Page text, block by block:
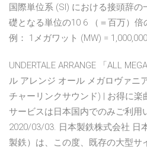
国際単位系 (SI) における接頭辞
礎となる単位の10 6 （＝百万）倍
例： 1メガワット (MW) =
UNDERTALE ARRANGE 「ALL
ル アレンジ オール メガロヴァニ
チャーリンクサウンド) | お得に
サービスは日本国内でのみご利用
2020/03/03. 日本製鉄株式会社 日
製鉄）は、この度、既存の大型サ